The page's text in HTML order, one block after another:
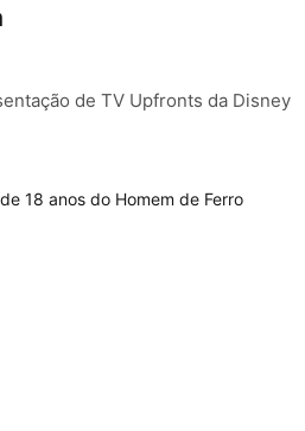
de TV Upfronts da Disney